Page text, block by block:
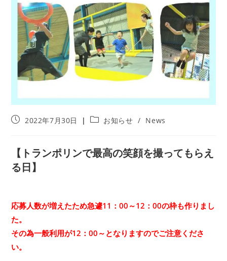
投
開
日:
2022年7月30日
投
テ
ゴ
お知らせ / News
【トランポリンで最高の笑顔を撮ってもらえ
る日】
応募人数が増えたため急遽11：00～12：00の枠も作りまし
た。
その為一般利用が12：00～となりますのでご注意くださ
い。